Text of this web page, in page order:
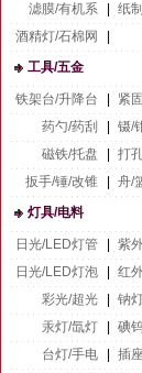
滤膜/有机系
纸
酒精灯/石棉网
工具/五金
铁架台/升降台
紧
药勺/药刮
镊/
磁铁/托盘
打
扳手/锤/改锥
舟/
灯具/电料
日光/LED灯管
紫
日光/LED灯泡
红
彩光/超光
钠
汞灯/氙灯
碘
台灯/手电
插